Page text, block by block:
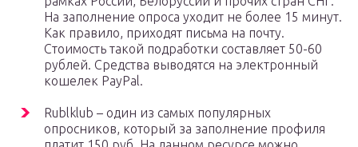
На заполнение опроса уходит не более 15 минут.
Как правило, приходят письма на почту.
Стоимость такой подработки составляет 50-60
рублей. Средства выводятся на электронный
кошелек PayPal.
Rublklub – один из самых популярных
опросников, который за заполнение профиля